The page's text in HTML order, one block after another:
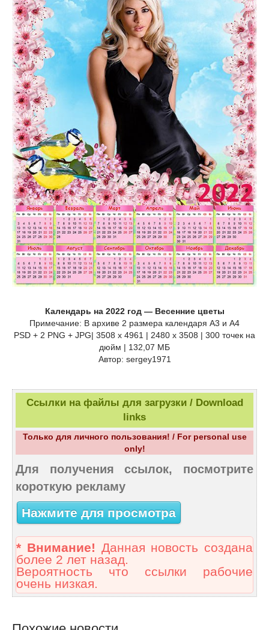
Календарь на 2022 год — Весенние цветы
Примечание: В архиве 2 размера календаря А3 и А4
PSD + 2 PNG + JPG| 3508 x 4961 | 2480 x 3508 | 300 точек на
дюйм | 132,07 МБ
Автор: sergey1971
Ссылки на файлы для загрузки / Download
links
Только для личного пользования! / For personal use
only!
Для получения ссылок, посмотрите
короткую рекламу
Нажмите для просмотра
* Внимание! Данная новость создана
более 2 лет назад.
Вероятность что ссылки рабочие
очень низкая.